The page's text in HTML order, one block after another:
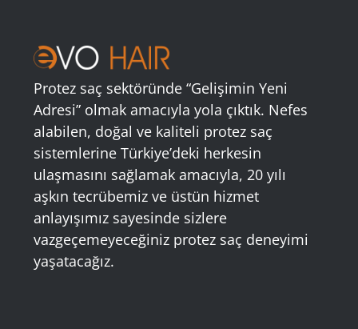
Protez saç sektöründe “Gelişimin Yeni
Adresi” olmak amacıyla yola çıktık. Nefes
alabilen, doğal ve kaliteli protez saç
sistemlerine Türkiye’deki herkesin
ulaşmasını sağlamak amacıyla, 20 yılı
aşkın tecrübemiz ve üstün hizmet
anlayışımız sayesinde sizlere
vazgeçemeyeceğiniz protez saç deneyimi
yaşatacağız.